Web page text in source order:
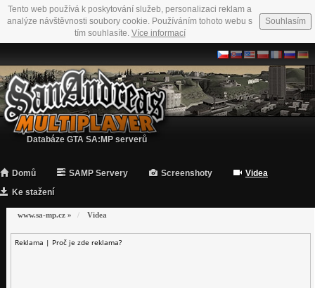
Tento web používá k poskytování služeb, personalizaci reklam a
analýze návštěvnosti soubory cookie. Používáním tohoto webu s
tím souhlasíte. Více informací
Souhlasím
Databáze GTA SA:MP serverů
Domů SAMP Servery Screenshoty
Videa
Ke stažení
www.sa-mp.cz » Videa
Reklama | Proč je zde reklama?